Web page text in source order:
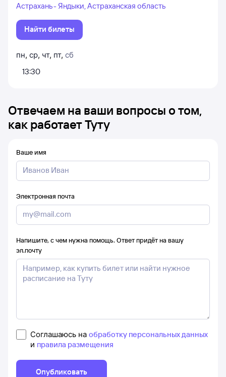
Астрахань - Яндыки, Астраханская область
Найти билеты
пн, ср, чт, пт, сб
13:30
Отвечаем на ваши вопросы о том,
как работает Туту
Ваше имя
Электронная почта
Напишите, с чем нужна помощь. Ответ придёт на вашу
эл.почту
Соглашаюсь на обработку персональных данных
и правила размещения
Опубликовать